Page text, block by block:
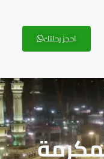
احجز رحلتك